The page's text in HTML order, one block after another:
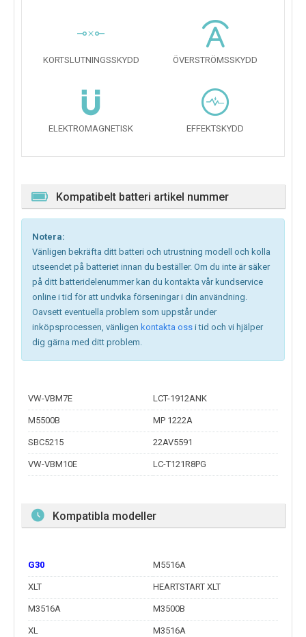
KORTSLUTNINGSSKYDD ÖVERSTRÖMSSKYDD
ELEKTROMAGNETISK EFFEKTSKYDD
Kompatibelt batteri artikel nummer
Notera:
Vänligen bekräfta ditt batteri och utrustning modell och kolla
utseendet på batteriet innan du beställer. Om du inte är säker
på ditt batteridelenummer kan du kontakta vår kundservice
online i tid för att undvika förseningar i din användning.
Oavsett eventuella problem som uppstår under
inköpsprocessen, vänligen kontakta oss i tid och vi hjälper
dig gärna med ditt problem.
VW-VBM7E LCT-1912ANK
M5500B MP 1222A
SBC5215 22AV5591
VW-VBM10E LC-T121R8PG
Kompatibla modeller
G30 M5516A
XLT HEARTSTART XLT
M3516A M3500B
XL M3516A